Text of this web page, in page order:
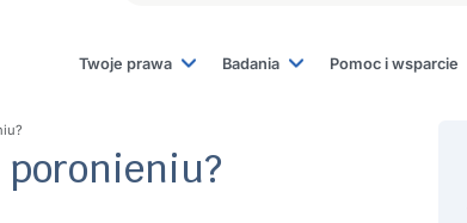
Twoje prawa
Badania
Pomoc i wsparcie
poronieniu?